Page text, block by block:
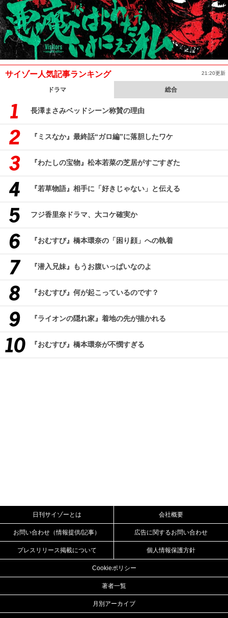
サイゾー人気記事ランキング 21:20更新
ドラマ 総合
長澤まさみベッドシーン称賛の理由
『ミスなか』最終話“ガロ編”に落胆したワケ
『わたしの宝物』松本若菜の芝居がすごすぎた
『若草物語』相手に「好きじゃない」と伝える
フジ香里奈ドラマ、大コケ確実か
『おむすび』橋本環奈の「困り顔」への執着
『潜入兄妹』もうお腹いっぱいなのよ
『おむすび』何が起こっているのです？
『ライオンの隠れ家』着地の先が描かれる
『おむすび』橋本環奈が不憫すぎる
日刊サイゾーとは 会社概要
お問い合わせ（情報提供/記事） 広告に関するお問い合わせ
プレスリリース掲載について 個人情報保護方針
Cookieポリシー
著者一覧
月別アーカイブ